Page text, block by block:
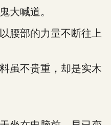
大喊道。
腰部的力量不断往上
虽不贵重，却是实木